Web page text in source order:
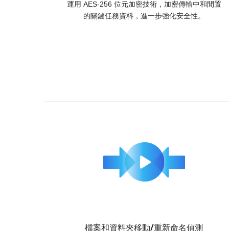
運用 AES-256 位元加密技術，加密傳輸中和閒置
的關鍵任務資料，進一步強化安全性。
檔案和資料夾移動/重新命名偵測